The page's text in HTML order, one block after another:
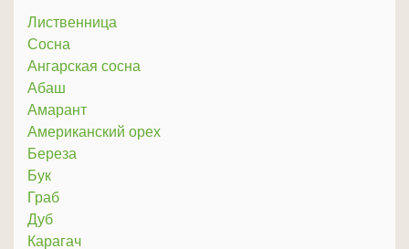
Лиственница
Сосна
Ангарская сосна
Абаш
Амарант
Американский орех
Береза
Бук
Граб
Дуб
Карагач